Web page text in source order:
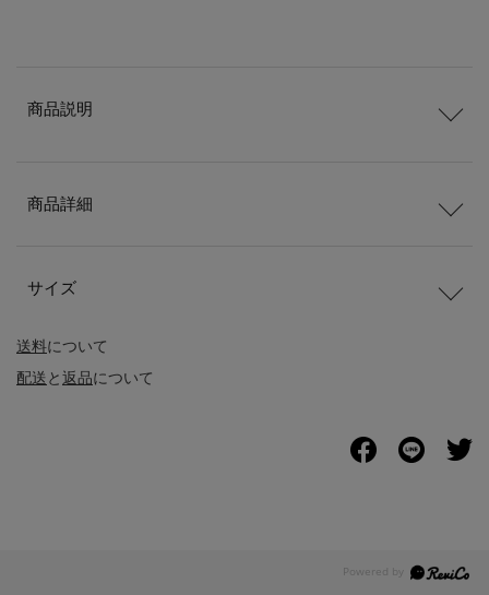
送料について
配送と返品について
商品説明
商品詳細
サイズ